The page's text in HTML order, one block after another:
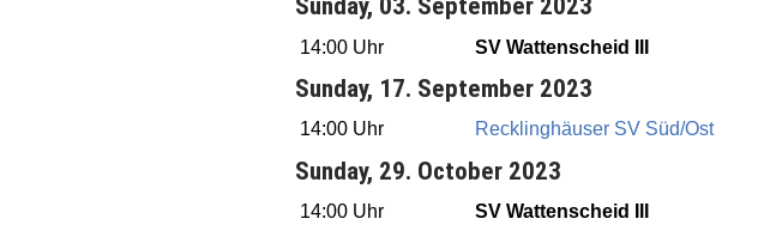
Sunday, 03. September 2023
14:00 Uhr SV Wattenscheid III
Sunday, 17. September 2023
14:00 Uhr Recklinghäuser SV Süd/Ost
Sunday, 29. October 2023
14:00 Uhr SV Wattenscheid III